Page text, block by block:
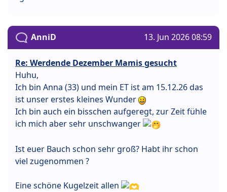
AnniD 13. Jun 2026 08:59
Re: Werdende Dezember Mamis gesucht
Huhu,
Ich bin Anna (33) und mein ET ist am 15.12.26 das
ist unser erstes kleines Wunder
Ich bin auch ein bisschen aufgeregt, zur Zeit fühle
ich mich aber sehr unschwanger
Ist euer Bauch schon sehr groß? Habt ihr schon
viel zugenommen ?
Eine schöne Kugelzeit allen